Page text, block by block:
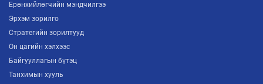
Ерөнхийлөгчийн мэндчилгээ
Эрхэм зорилго
Стратегийн зорилтууд
Он цагийн хэлхээс
Байгууллагын бүтэц
Танхимын хууль